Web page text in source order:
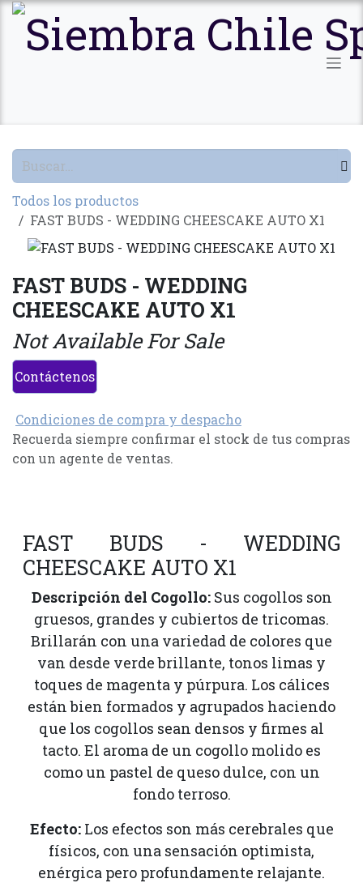
Ir al contenido
Todos los productos
FAST BUDS - WEDDING CHEESCAKE AUTO X1
FAST BUDS - WEDDING
CHEESCAKE AUTO X1
Not Available For Sale
Contáctenos
Condiciones de compra y despacho
Recuerda siempre confirmar el stock de tus compras
con un agente de ventas.
FAST BUDS - WEDDING
CHEESCAKE AUTO X1
Descripción del Cogollo:Sus cogollos son
gruesos, grandes y cubiertos de tricomas.
Brillarán con una variedad de colores que
van desde verde brillante, tonos limas y
toques de magenta y púrpura. Los cálices
están bien formados y agrupados haciendo
que los cogollos sean densos y firmes al
tacto. El aroma de un cogollo molido es
como un pastel de queso dulce, con un
fondo terroso.
Efecto:Los efectos son más cerebrales que
físicos, con una sensación optimista,
enérgica pero profundamente relajante.